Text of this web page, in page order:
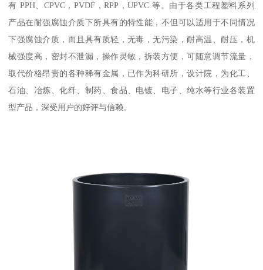
有 PPH、CPVC，PVDF，RPP，UPVC 等。由于各类工程塑料系列
产品在耐强腐蚀介质下所具有的特性能，不但可以适用于不同情况
下强腐蚀介质，而且具有质轻，无毒，无污染，耐高温、耐压，机
械强度高，密封不泄漏，操作灵敏，拆装方便，可随意调节流量，
取代价格昂贵的各种稀有金属，已作为科研所，设计院，为化工、
石油、冶炼、化纤、制药、食品、电镀、电子、纯水等行业各装置
型产品，深受用户的好评与信赖。